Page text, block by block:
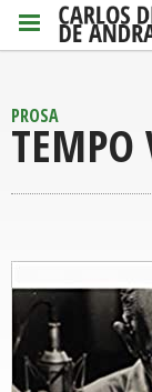
PROSA
TEMPO